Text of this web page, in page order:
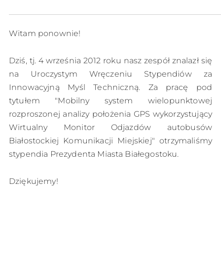
Witam ponownie!
Dziś, tj. 4 września 2012 roku nasz zespół znalazł się
na Uroczystym Wręczeniu Stypendiów za
Innowacyjną Myśl Techniczną. Za pracę pod
tytułem "Mobilny system wielopunktowej
rozproszonej analizy położenia GPS wykorzystujący
Wirtualny Monitor Odjazdów autobusów
Białostockiej Komunikacji Miejskiej" otrzymaliśmy
stypendia Prezydenta Miasta Białegostoku.
Dziękujemy!